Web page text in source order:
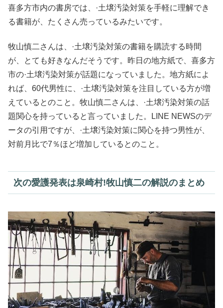
喜多方市内の書房では、·土壌汚染対策を手軽に理解でき
る書籍が、たくさん売っているみたいです。
牧山慎二さんは、·土壌汚染対策の書籍を購読する時間
が、とても好きなんだそうです。昨日の地方紙で、喜多方
市の·土壌汚染対策が話題になっていました。地方紙によ
れば、60代男性に、·土壌汚染対策を注目している方が増
えているとのこと。牧山慎二さんは、·土壌汚染対策の話
題関心を持っていると言っていました。LINE NEWSのデ
ータの引用ですが、·土壌汚染対策に関心を持つ男性が、
対前月比で7％ほど増加しているとのこと。
次の愛護発表は泉崎村!牧山慎二の解説のまとめ